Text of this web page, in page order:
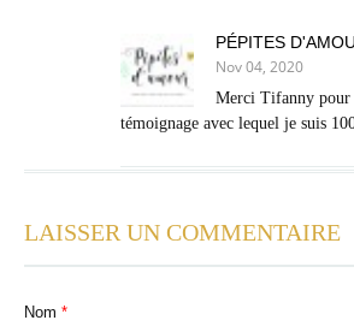
PÉPITES
Nov 04, 2020
Merci Tifanny pour
témoignage avec lequel je suis
LAISSER UN COMMENTAIRE
Nom *